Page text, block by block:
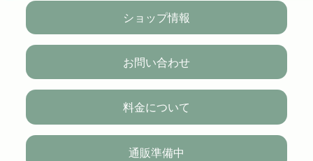
ショップ情報
お問い合わせ
料金について
通販準備中